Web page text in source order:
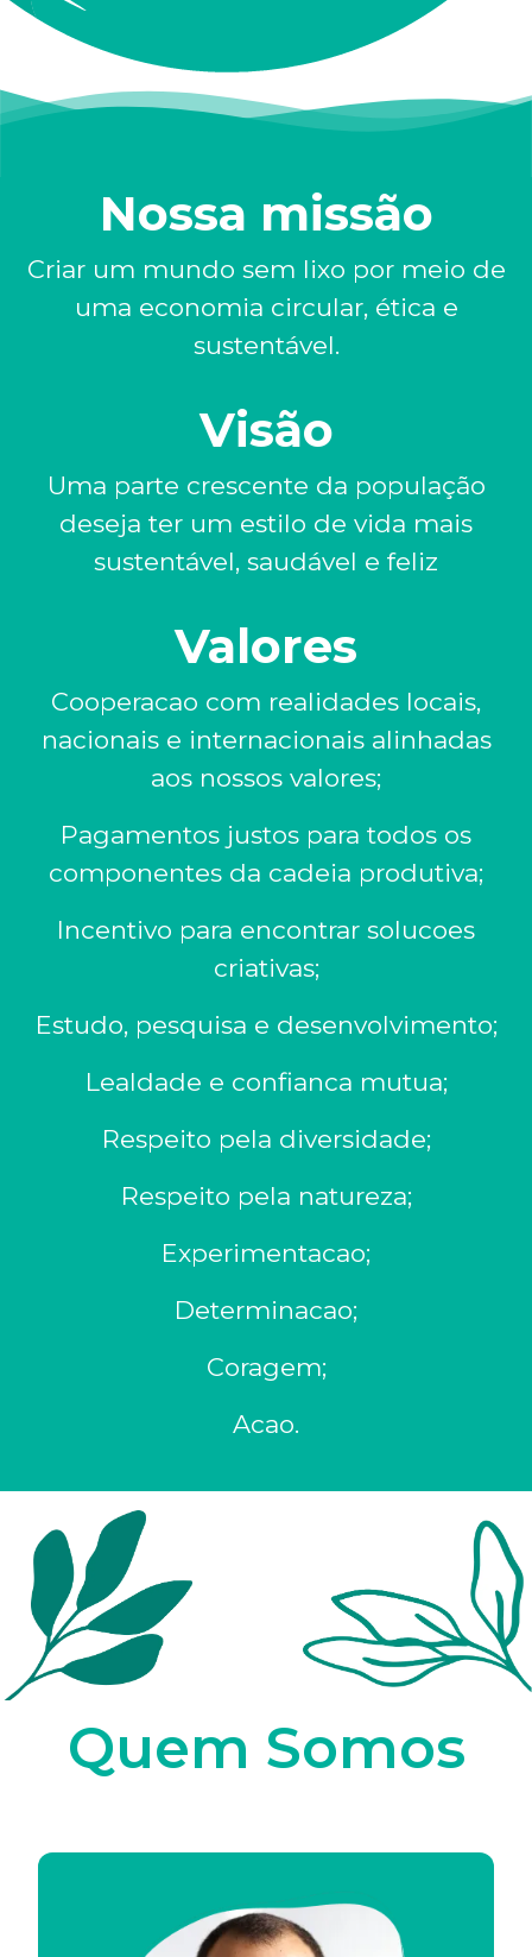
Nossa missão
Criar um mundo sem lixo por meio de
uma economia circular, ética e
sustentável.
Visão
Uma parte crescente da população
deseja ter um estilo de vida mais
sustentável, saudável e feliz
Valores
Cooperacao com realidades locais,
nacionais e internacionais alinhadas
aos nossos valores;
Pagamentos justos para todos os
componentes da cadeia produtiva;
Incentivo para encontrar solucoes
criativas;
Estudo, pesquisa e desenvolvimento;
Lealdade e confianca mutua;
Respeito pela diversidade;
Respeito pela natureza;
Experimentacao;
Determinacao;
Coragem;
Acao.
Quem Somos